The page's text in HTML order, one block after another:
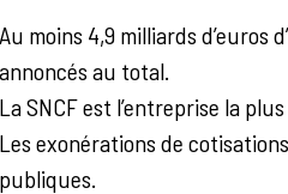
Au moins 4,9 milliards d’euros
annoncés au total.
La SNCF est l’entreprise la
Les exonérations de
publiques.